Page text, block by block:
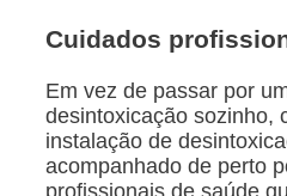
Cuidados
Em vez de passar por
desintoxicação sozinho,
instalação de
acompanhado de perto
profissionais de saúde